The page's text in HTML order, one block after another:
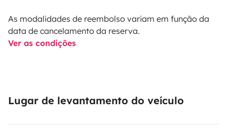
As modalidades de reembolso variam em função da
data de cancelamento da reserva.
Ver as condições
Lugar de levantamento do veículo